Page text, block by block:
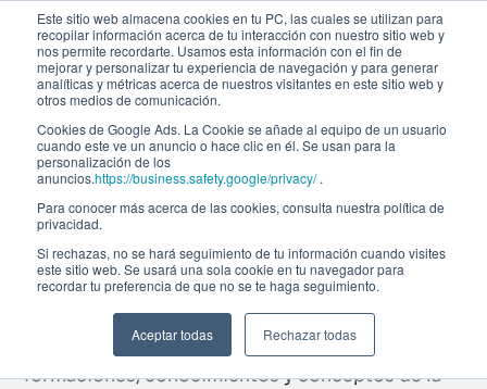
Este sitio web almacena cookies en tu PC, las cuales se utilizan para
recopilar información acerca de tu interacción con nuestro sitio web y
nos permite recordarte. Usamos esta información con el fin de
mejorar y personalizar tu experiencia de navegación y para generar
analíticas y métricas acerca de nuestros visitantes en este sitio web y
otros medios de comunicación.
Cookies de Google Ads. La Cookie se añade al equipo de un usuario
cuando este ve un anuncio o hace clic en él. Se usan para la
personalización de los
anuncios.https://business.safety.google/privacy/.
Para conocer más acerca de las cookies, consulta nuestra política de
privacidad.
Si rechazas, no se hará seguimiento de tu información cuando visites
este sitio web. Se usará una sola cookie en tu navegador para
recordar tu preferencia de que no se te haga seguimiento.
Aceptar todas Rechazar todas
Toda la actualidad
Eventos Afi Global
Education
Explora todos los eventos, masterclass y cursos
que se celebran en Afi Global Education.
fórmandote con los eventos presenciales y en
streaming que se celebran en la escuela y recibe
formaciones, conocimientos y conceptos de la